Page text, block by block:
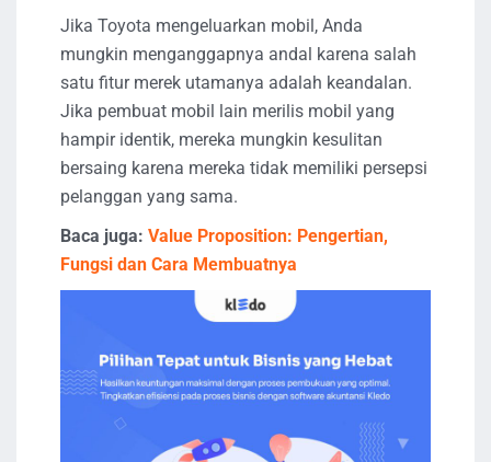
Jika Toyota mengeluarkan mobil, Anda
mungkin menganggapnya andal karena salah
satu fitur merek utamanya adalah keandalan.
Jika pembuat mobil lain merilis mobil yang
hampir identik, mereka mungkin kesulitan
bersaing karena mereka tidak memiliki persepsi
pelanggan yang sama.
Baca juga: Value Proposition: Pengertian,
Fungsi dan Cara Membuatnya